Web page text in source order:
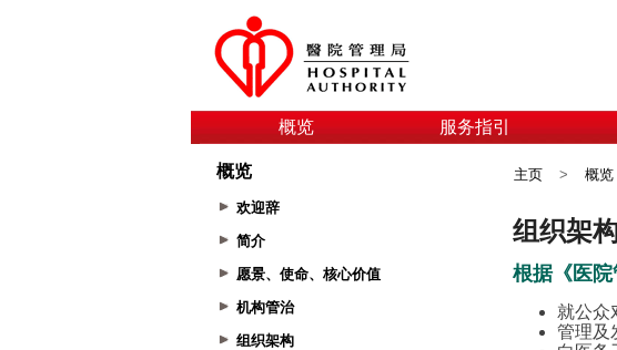
概览 服务指引
概览
欢迎辞
简介
愿景、使命、核心价值
机构管治
组织架构
主页 > 概览